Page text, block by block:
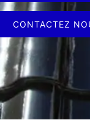
CONTACTEZ